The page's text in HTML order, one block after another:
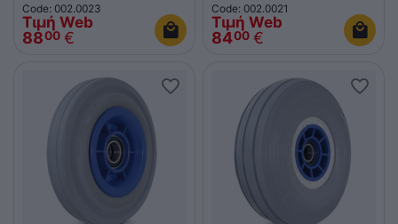
Code: 002.0023
Τιμή Web
8800 €
Code: 002.0021
Τιμή Web
8400 €